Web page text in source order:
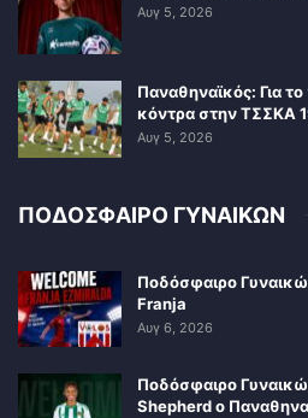
Αυγ 5, 2026
Παναθηναϊκός: Για
κόντρα στην ΤΣΣΚΑ
Αυγ 5, 2026
ΠΟΔΟΣΦΑΙΡΟ ΓΥΝΑΙΚΩΝ
Ποδόσφαιρο
Franja
Αυγ 6, 2026
Ποδόσφαιρο
Shepherd ο